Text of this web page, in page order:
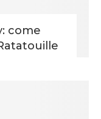
come